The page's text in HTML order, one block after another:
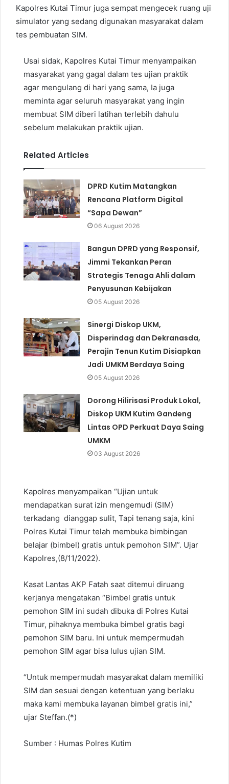
Kapolres Kutai Timur juga sempat mengecek ruang uji
simulator yang sedang digunakan masyarakat dalam
tes pembuatan SIM.
Usai sidak, Kapolres Kutai Timur menyampaikan
masyarakat yang gagal dalam tes ujian praktik
agar mengulang di hari yang sama, Ia juga
meminta agar seluruh masyarakat yang ingin
membuat SIM diberi latihan terlebih dahulu
sebelum melakukan praktik ujian.
Related Articles
DPRD Kutim Matangkan
Rencana Platform Digital
“Sapa Dewan”
06 August 2026
Bangun DPRD yang Responsif,
Jimmi Tekankan Peran
Strategis Tenaga Ahli dalam
Penyusunan Kebijakan
05 August 2026
Sinergi Diskop UKM,
Disperindag dan Dekranasda,
Perajin Tenun Kutim Disiapkan
Jadi UMKM Berdaya Saing
05 August 2026
Dorong Hilirisasi Produk Lokal,
Diskop UKM Kutim Gandeng
Lintas OPD Perkuat Daya Saing
UMKM
03 August 2026
Kapolres menyampaikan “Ujian untuk
mendapatkan surat izin mengemudi (SIM)
terkadang dianggap sulit, Tapi tenang saja, kini
Polres Kutai Timur telah membuka bimbingan
belajar (bimbel) gratis untuk pemohon SIM”. Ujar
Kapolres,(8/11/2022).
Kasat Lantas AKP Fatah saat ditemui diruang
kerjanya mengatakan “Bimbel gratis untuk
pemohon SIM ini sudah dibuka di Polres Kutai
Timur, pihaknya membuka bimbel gratis bagi
pemohon SIM baru. Ini untuk mempermudah
pemohon SIM agar bisa lulus ujian SIM.
“Untuk mempermudah masyarakat dalam memiliki
SIM dan sesuai dengan ketentuan yang berlaku
maka kami membuka layanan bimbel gratis ini,”
ujar Steffan.(*)
Sumber : Humas Polres Kutim